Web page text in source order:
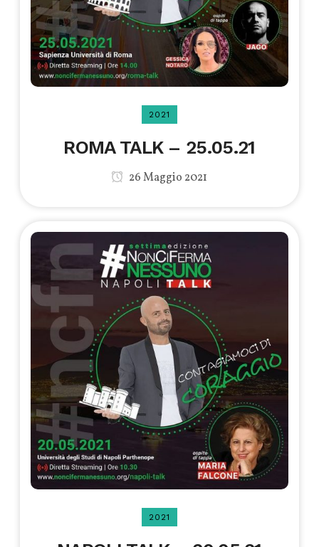
2021
ROMA TALK – 25.05.21
26 Maggio 2021
2021